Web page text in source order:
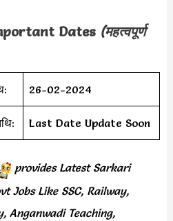
Dates (महत्वपूर्ण
26-02-2024
Last Date Update Soon
provides Latest Sarkari
Jobs Like SSC, Railway,
Anganwadi Teaching,